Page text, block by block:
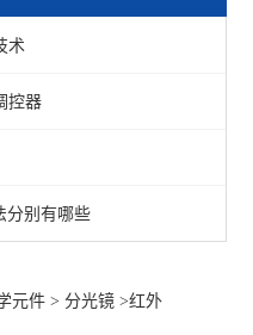
术
控器
分别有哪些
元件 >分光镜 >红外